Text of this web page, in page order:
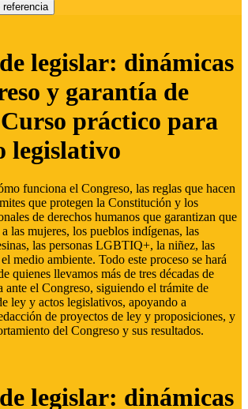
referencia
legislar: dinámicas
y garantía de
práctico para
legislativo
funciona el Congreso, las reglas que hacen
que protegen la Constitución y los
de derechos humanos que garantizan que
las mujeres, los pueblos indígenas, las
las personas LGBTIQ+, la niñez, las
medio ambiente. Todo este proceso se hará
quienes llevamos más de tres décadas de
ante el Congreso, siguiendo el trámite de
ley y actos legislativos, apoyando a
de proyectos de ley y proposiciones, y
del Congreso y sus resultados.
legislar: dinámicas